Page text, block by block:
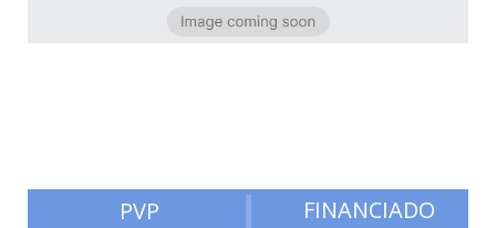
PVP
FINANCIADO